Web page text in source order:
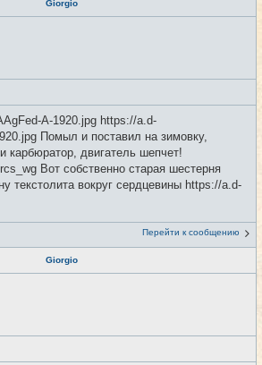
Giorgio
A-1920.jpg https://a.d-
Помыл и поставил на зимовку,
карбюратор, двигатель шепчет!
Вот собственно старая шестерня
текстолита вокруг сердцевины https://a.d-
Перейти к сообщению
Giorgio